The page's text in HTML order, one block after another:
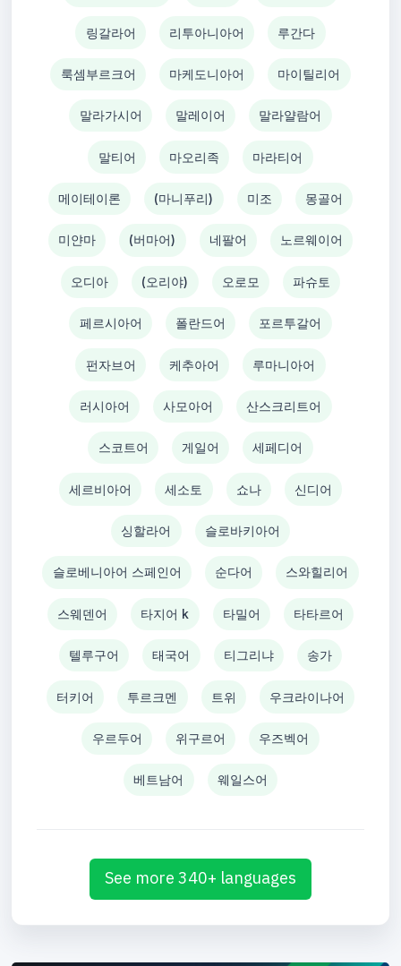
링갈라어 리투아니아어 루간다
룩셈부르크어 마케도니아어 마이틸리어
말라가시어 말레이어 말라얄람어
말티어 마오리족 마라티어
메이테이론 (마니푸리) 미조 몽골어
미얀마 (버마어) 네팔어 노르웨이어
오디아 (오리야) 오로모 파슈토
페르시아어 폴란드어 포르투갈어
펀자브어 케추아어 루마니아어
러시아어 사모아어 산스크리트어
스코트어 게일어 세페디어
세르비아어 세소토 쇼나 신디어
싱할라어 슬로바키아어
슬로베니아어 스페인어 순다어 스와힐리어
스웨덴어 타지어 k 타밀어 타타르어
텔루구어 태국어 티그리냐 송가
터키어 투르크멘 트위 우크라이나어
우르두어 위구르어 우즈벡어
베트남어 웨일스어
See more 340+ languages